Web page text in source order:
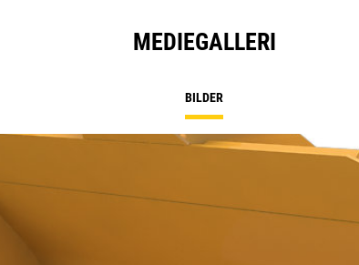
MEDIEGALLERI
BILDER